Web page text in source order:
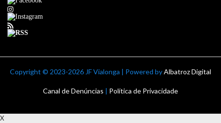
Copyright © 2023-2026 JF Vialonga | Powered byAlbatroz Digital
Canal de Denúncias | Política de Privacidade
X